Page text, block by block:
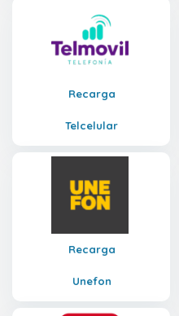
Recarga
Telcelular
Recarga
Unefon